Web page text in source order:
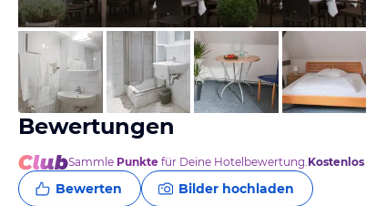
vom Hotelier, Oktober 2016
Bewertungen
Sammle Punkte für Deine Hotelbewertung.
Bewerten Bilder hochladen